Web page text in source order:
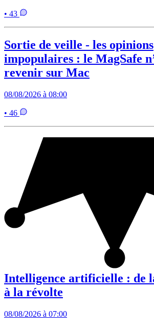
• 43
Sortie de veille - les opinions
impopulaires : le MagSafe
revenir sur Mac
08/08/2026 à 08:00
• 46
Intelligence artificielle : de
à la révolte
08/08/2026 à 07:00